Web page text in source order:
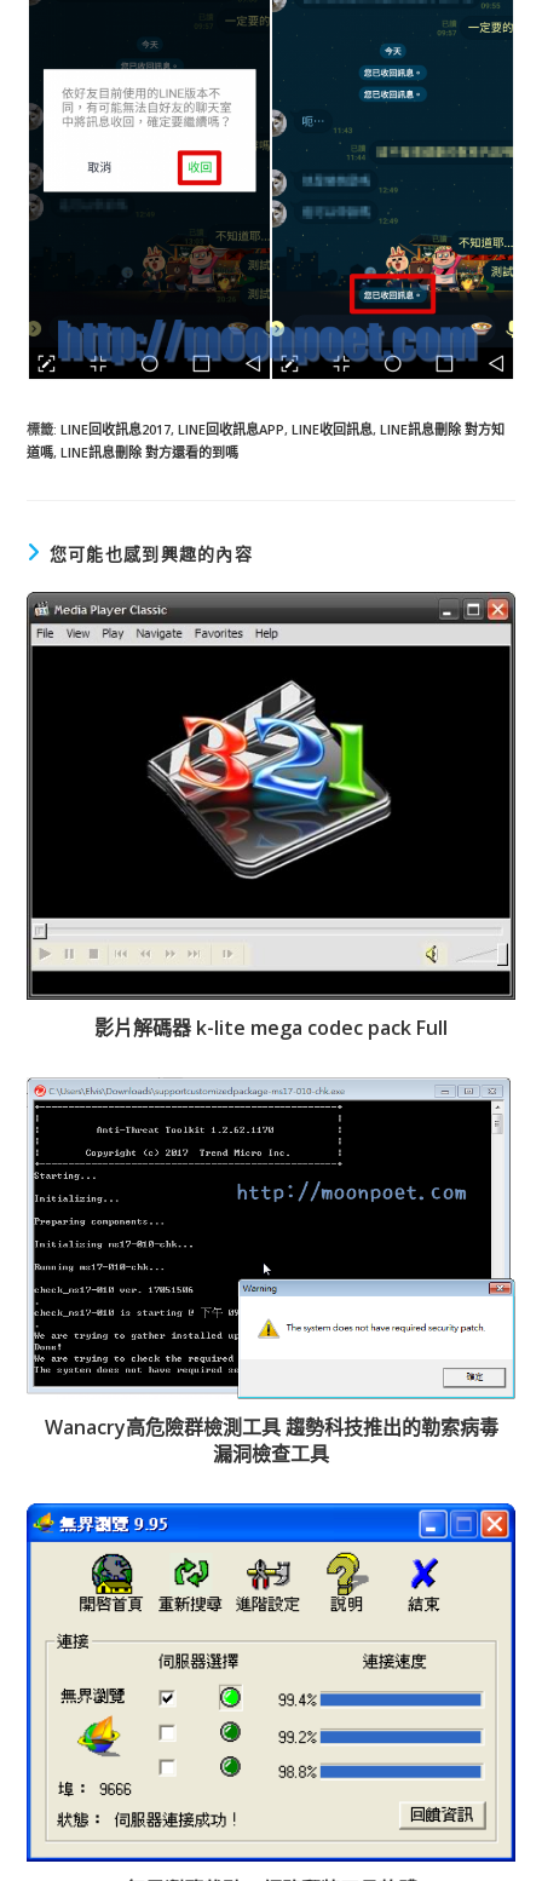
標籤:LINE回收訊息2017, LINE回收訊息APP, LINE收回訊息, LINE訊息刪除 對方知
道嗎, LINE訊息刪除 對方還看的到嗎
您可能也感到興趣的內容
影片解碼器 k-lite mega codec pack Full
Wanacry高危險群檢測工具 趨勢科技推出的勒索病毒
漏洞檢查工具